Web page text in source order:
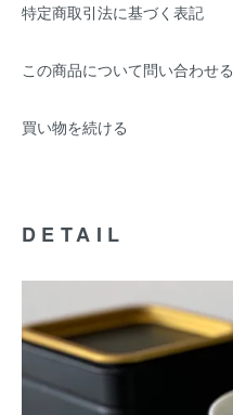
特定商取引法に基づく表記
この商品について問い合わせる
買い物を続ける
DETAIL